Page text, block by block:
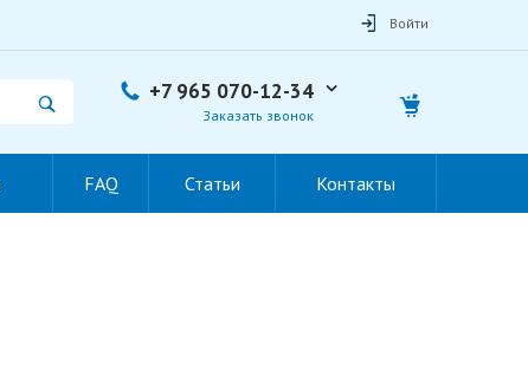
Войти
+7 965 070-12-34
Заказать звонок
FAQ Статьи Контакты